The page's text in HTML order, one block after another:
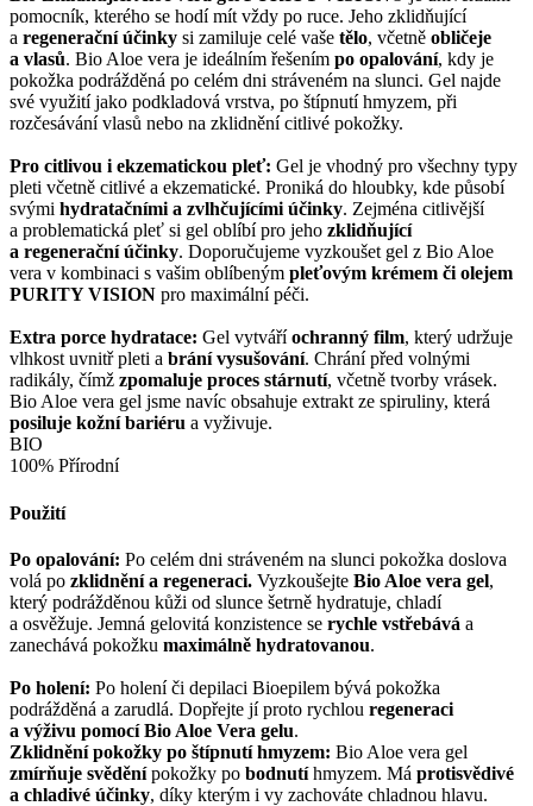
pomocník, kterého se hodí mít vždy po ruce. Jeho zklidňující
a regenerační účinky si zamiluje celé vaše tělo, včetně obličeje
a vlasů. Bio Aloe vera je ideálním řešením po opalování, kdy je
pokožka podrážděná po celém dni stráveném na slunci. Gel najde
své využití jako podkladová vrstva, po štípnutí hmyzem, při
rozčesávání vlasů nebo na zklidnění citlivé pokožky.
Pro citlivou i ekzematickou pleť: Gel je vhodný pro všechny typy
pleti včetně citlivé a ekzematické. Proniká do hloubky, kde působí
svými hydratačními a zvlhčujícími účinky. Zejména citlivější
a problematická pleť si gel oblíbí pro jeho zklidňující
a regenerační účinky. Doporučujeme vyzkoušet gel z Bio Aloe
vera v kombinaci s vašim oblíbeným pleťovým krémem či olejem
PURITY VISION pro maximální péči.
Extra porce hydratace: Gel vytváříochranný film, který udržuje
vlhkost uvnitř pleti a brání vysušování. Chrání před volnými
radikály, čímž zpomaluje proces stárnutí, včetně tvorby vrásek.
Bio Aloe vera gel jsme navíc obsahuje extrakt ze spiruliny, která
posiluje kožní bariéru a vyživuje.
BIO
100% Přírodní
Použití
Po opalování: Po celém dni stráveném na slunci pokožka doslova
volá po zklidnění a regeneraci. Vyzkoušejte Bio Aloe vera gel,
který podrážděnou kůži od slunce šetrně hydratuje, chladí
a osvěžuje. Jemná gelovitá konzistence se rychle vstřebává a
zanechává pokožku maximálně hydratovanou.
Po holení: Po holení či depilaci Bioepilem bývá pokožka
podrážděná a zarudlá. Dopřejte jí proto rychlou regeneraci
a výživu pomocí Bio Aloe Vera gelu.
Zklidnění pokožky po štípnutí hmyzem: Bio Aloe vera gel
zmírňuje svěděnípokožky po bodnutíhmyzem. Má protisvědivé
a chladivé účinky, díky kterým i vy zachováte chladnou hlavu.